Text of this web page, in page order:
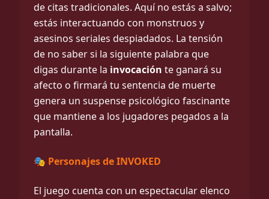
de citas tradicionales. Aquí no estás a salvo;
estás interactuando con monstruos y
asesinos seriales despiadados. La tensión
de no saber si la siguiente palabra que
digas durante la invocación te ganará su
afecto o firmará tu sentencia de muerte
genera un suspense psicológico fascinante
que mantiene a los jugadores pegados a la
pantalla.
🎭 Personajes de INVOKED
El juego cuenta con un espectacular elenco